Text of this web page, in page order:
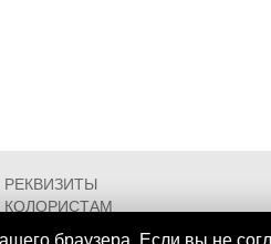
браузера. Если вы не
РЕКВИЗИТЫ
КОЛОРИСТАМ